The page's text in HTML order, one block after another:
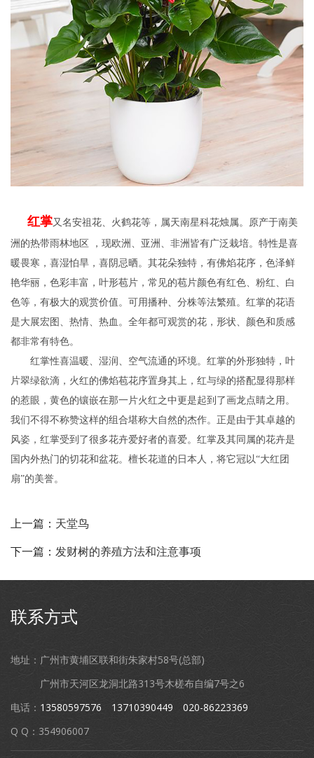
红掌又名安祖花、火鹤花等，属天南星科花烛属。原产于南美
洲的热带雨林地区 ，现欧洲、亚洲、非洲皆有广泛栽培。特性是喜
暖畏寒，喜湿怕旱，喜阴忌晒。其花朵独特，有佛焰花序，色泽鲜
艳华丽，色彩丰富，叶形苞片，常见的苞片颜色有红色、粉红、白
色等，有极大的观赏价值。可用播种、分株等法繁殖。红掌的花语
是大展宏图、热情、热血。全年都可观赏的花，形状、颜色和质感
都非常有特色。
红掌性喜温暖、湿润、空气流通的环境。红掌的外形独特，叶
片翠绿欲滴，火红的佛焰苞花序置身其上，红与绿的搭配显得那样
的惹眼，黄色的镶嵌在那一片火红之中更是起到了画龙点睛之用。
我们不得不称赞这样的组合堪称大自然的杰作。正是由于其卓越的
风姿，红掌受到了很多花卉爱好者的喜爱。红掌及其同属的花卉是
国内外热门的切花和盆花。檀长花道的日本人，将它冠以“大红团
扇”的美誉。
上一篇： 天堂鸟
下一篇： 发财树的养殖方法和注意事项
联系方式
地址：广州市黄埔区联和街朱家村58号(总部)
广州市天河区龙洞北路313号木槎布自编7号之6
电话： 13580597576 13710390449
020-86223369
Q Q：354906007